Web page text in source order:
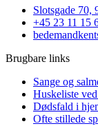
Slotsgade 70,
+45 23 11 15
Brugbare links
Sange og
Huskeliste
Dødsfald i
Ofte stillede